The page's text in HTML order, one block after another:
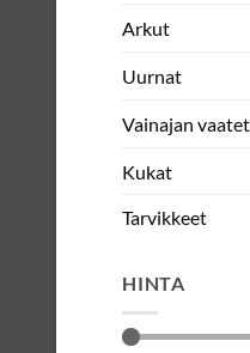
Arkut
Uurnat
Vainajan
Kukat
Tarvikkeet
HINTA